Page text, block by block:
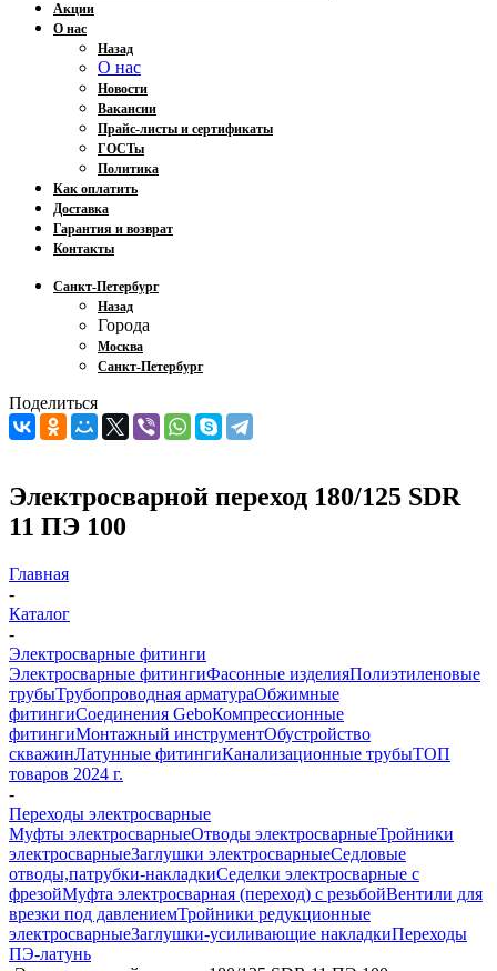
Акции
О нас
Назад
О нас
Новости
Вакансии
Прайс-листы и сертификаты
ГОСТы
Политика
Как оплатить
Доставка
Гарантия и возврат
Контакты
Санкт-Петербург
Назад
Города
Москва
Санкт-Петербург
Поделиться
Электросварной переход 180/125 SDR
11 ПЭ 100
Главная
-
Каталог
-
Электросварные фитинги
Электросварные фитингиФасонные изделияПолиэтиленовые
трубыТрубопроводная арматураОбжимные
фитингиСоединения GeboКомпрессионные
фитингиМонтажный инструментОбустройство
скважинЛатунные фитингиКанализационные трубыТОП
товаров 2024 г.
-
Переходы электросварные
Муфты электросварныеОтводы электросварныеТройники
электросварныеЗаглушки электросварныеСедловые
отводы,патрубки-накладкиСеделки электросварные с
фрезойМуфта электросварная (переход) с резьбойВентили для
врезки под давлениемТройники редукционные
электросварныеЗаглушки-усиливающие накладкиПереходы
ПЭ-латунь